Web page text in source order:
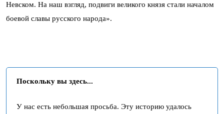
Невском. На наш взгляд, подвиги великого князя стали началом
боевой славы русского народа».
Поскольку вы здесь...
У нас есть небольшая просьба. Эту историю удалось